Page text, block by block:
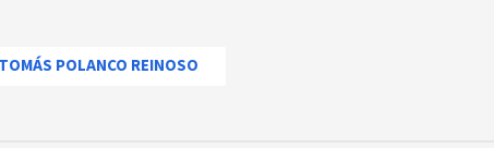
POLANCO REINOSO